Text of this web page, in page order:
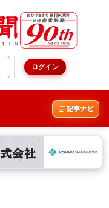
ログイン
記事ナビ